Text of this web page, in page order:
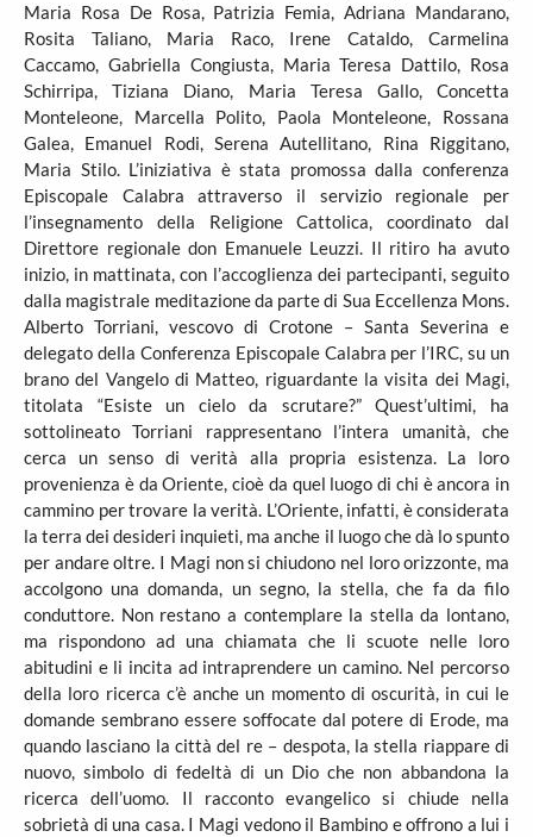
Maria Rosa De Rosa, Patrizia Femia, Adriana Mandarano,
Rosita Taliano, Maria Raco, Irene Cataldo, Carmelina
Caccamo, Gabriella Congiusta, Maria Teresa Dattilo, Rosa
Schirripa, Tiziana Diano, Maria Teresa Gallo, Concetta
Monteleone, Marcella Polito, Paola Monteleone, Rossana
Galea, Emanuel Rodi, Serena Autellitano, Rina Riggitano,
Maria Stilo. L’iniziativa è stata promossa dalla conferenza
Episcopale Calabra attraverso il servizio regionale per
l’insegnamento della Religione Cattolica, coordinato dal
Direttore regionale don Emanuele Leuzzi. Il ritiro ha avuto
inizio, in mattinata, con l’accoglienza dei partecipanti, seguito
dalla magistrale meditazione da parte di Sua Eccellenza Mons.
Alberto Torriani, vescovo di Crotone – Santa Severina e
delegato della Conferenza Episcopale Calabra per l’IRC, su un
brano del Vangelo di Matteo, riguardante la visita dei Magi,
titolata “Esiste un cielo da scrutare?” Quest’ultimi, ha
sottolineato Torriani rappresentano l’intera umanità, che
cerca un senso di verità alla propria esistenza. La loro
provenienza è da Oriente, cioè da quel luogo di chi è ancora in
cammino per trovare la verità. L’Oriente, infatti, è considerata
la terra dei desideri inquieti, ma anche il luogo che dà lo spunto
per andare oltre. I Magi non si chiudono nel loro orizzonte, ma
accolgono una domanda, un segno, la stella, che fa da filo
conduttore. Non restano a contemplare la stella da lontano,
ma rispondono ad una chiamata che li scuote nelle loro
abitudini e li incita ad intraprendere un camino. Nel percorso
della loro ricerca c’è anche un momento di oscurità, in cui le
domande sembrano essere soffocate dal potere di Erode, ma
quando lasciano la città del re – despota, la stella riappare di
nuovo, simbolo di fedeltà di un Dio che non abbandona la
ricerca dell’uomo. Il racconto evangelico si chiude nella
sobrietà di una casa. I Magi vedono il Bambino e offrono a lui i